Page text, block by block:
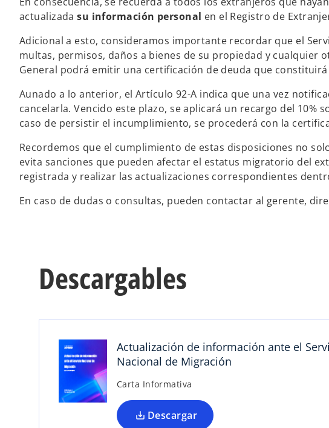
actualizadasu información personal en el Registro de
Adicional a esto, consideramos importante recordar que el
multas, permisos, daños a bienes de su propiedad y cualquier
General podrá emitir una certificación de deuda que
Aunado a lo anterior, el Artículo 92-A indica que una vez
cancelarla. Vencido este plazo, se aplicará un recargo del
caso de persistir el incumplimiento, se procederá con la
Recordemos que el cumplimiento de estas disposiciones no
evita sanciones que pueden afectar el estatus migratorio del
registrada y realizar las actualizaciones correspondientes
En caso de dudas o consultas, pueden contactar al gerente,
Descargables
Actualización de información ante el
Nacional de Migración
Carta Informativa
Descargar
a
b
e
n
u
e